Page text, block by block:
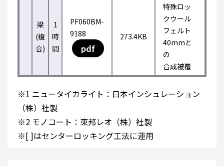
梁
(複
合)
1
時
間
PF060BM-
9188
pdf
273.4KB
特殊ロッ
クウール
フェルト
40mmと
の
合成被覆
※1 ニュータイカライト：日本インシュレーション
（株）社製
※2 モノコート：東邦レオ（株）社製
※[ ]はセンターロッキング工法に運用